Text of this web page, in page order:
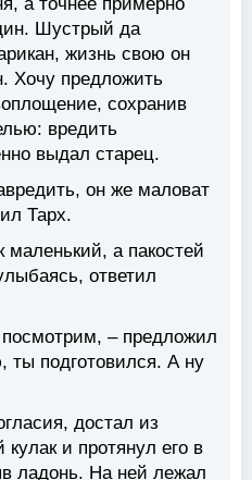
Шустрый да
жизнь свою он
Хочу предложить
сохранив
вредить
выдал старец.
он же маловат
Тарх.
маленький, а пакостей
ответил
– предложил
ты подготовился. А ну
достал из
и протянул его в
ладонь. На ней лежал